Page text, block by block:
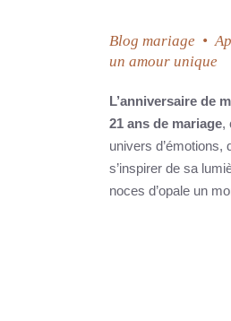
Blog mariage •
un amour unique
L’anniversaire de
21 ans de mariage,
univers
s’inspirer de sa
noces d’opale un